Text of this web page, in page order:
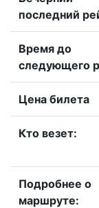
последний
Время до
следующего
Цена билета
Кто везет:
Подробнее о
маршруте: